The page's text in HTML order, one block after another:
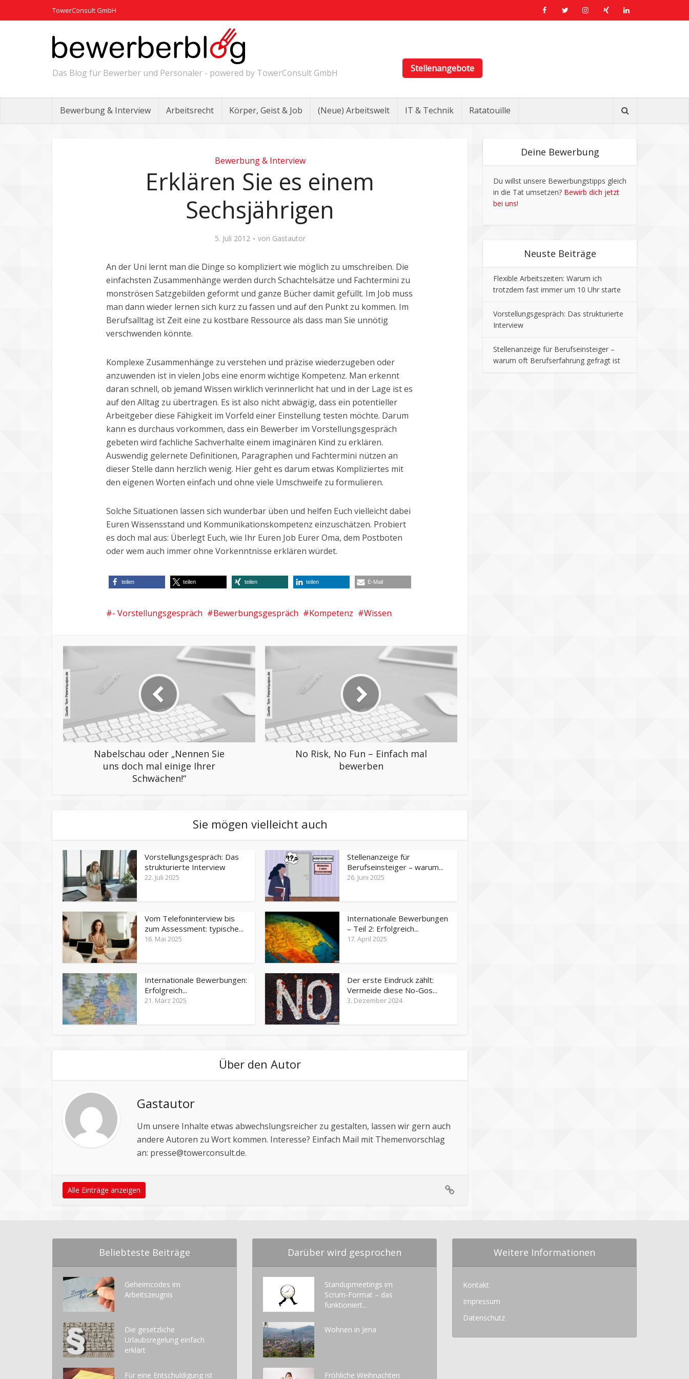
TowerConsult GmbH
Das Blog für Bewerber und Personaler - powered by TowerConsult GmbH
Bewerbung & Interview Arbeitsrecht Körper, Geist & Job (Neue) Arbeitswelt IT & Technik Ratatouille
Stellenangebote
Bewerbung & Interview
Erklären Sie es einem
Sechsjährigen
5. Juli 2012 von Gastautor
An der Uni lernt man die Dinge so kompliziert wie möglich zu umschreiben. Die
einfachsten Zusammenhänge werden durch Schachtelsätze und Fachtermini zu
monströsen Satzgebilden geformt und ganze Bücher damit gefüllt. Im Job muss
man dann wieder lernen sich kurz zu fassen und auf den Punkt zu kommen. Im
Berufsalltag ist Zeit eine zu kostbare Ressource als dass man Sie unnötig
verschwenden könnte.
Komplexe Zusammenhänge zu verstehen und präzise wiederzugeben oder
anzuwenden ist in vielen Jobs eine enorm wichtige Kompetenz. Man erkennt
daran schnell, ob jemand Wissen wirklich verinnerlicht hat und in der Lage ist es
auf den Alltag zu übertragen. Es ist also nicht abwägig, dass ein potentieller
Arbeitgeber diese Fähigkeit im Vorfeld einer Einstellung testen möchte. Darum
kann es durchaus vorkommen, dass ein Bewerber im Vorstellungsgespräch
gebeten wird fachliche Sachverhalte einem imaginären Kind zu erklären.
Auswendig gelernete Definitionen, Paragraphen und Fachtermini nützen an
dieser Stelle dann herzlich wenig. Hier geht es darum etwas Kompliziertes mit
den eigenen Worten einfach und ohne viele Umschweife zu formulieren.
Solche Situationen lassen sich wunderbar üben und helfen Euch vielleicht dabei
Euren Wissensstand und Kommunikationskompetenz einzuschätzen. Probiert
es doch mal aus: Überlegt Euch, wie Ihr Euren Job Eurer Oma, dem Postboten
oder wem auch immer ohne Vorkenntnisse erklären würdet.
teilen teilen teilen teilen E-Mail
- Vorstellungsgespräch Bewerbungsgespräch Kompetenz Wissen
Nabelschau oder „Nennen Sie
uns doch mal einige Ihrer
Schwächen!“
No Risk, No Fun – Einfach mal
bewerben
Sie mögen vielleicht auch
Vorstellungsgespräch: Das
strukturierte Interview
22. Juli 2025
Stellenanzeige für
Berufseinsteiger – warum...
26. Juni 2025
Vom Telefoninterview bis
zum Assessment: typische...
16. Mai 2025
Internationale Bewerbungen
– Teil 2: Erfolgreich...
17. April 2025
Internationale Bewerbungen:
Erfolgreich...
21. März 2025
Der erste Eindruck zählt:
Vermeide diese No-Gos...
3. Dezember 2024
Über den Autor
Gastautor
Um unsere Inhalte etwas abwechslungsreicher zu gestalten, lassen wir gern auch
andere Autoren zu Wort kommen. Interesse? Einfach Mail mit Themenvorschlag
an: presse@towerconsult.de.
Alle Einträge anzeigen
Deine Bewerbung
Du willst unsere Bewerbungstipps gleich
in die Tat umsetzen? Bewirb dich jetzt
bei uns!
Neuste Beiträge
Flexible Arbeitszeiten: Warum ich
trotzdem fast immer um 10 Uhr starte
Vorstellungsgespräch: Das strukturierte
Interview
Stellenanzeige für Berufseinsteiger –
warum oft Berufserfahrung gefragt ist
Beliebteste Beiträge
Geheimcodes im
Arbeitszeugnis
Die gesetzliche
Urlaubsregelung einfach
erklärt
Für eine Entschuldigung ist
Darüber wird gesprochen
Standupmeetings im
Scrum-Format – das
funktioniert...
Wohnen in Jena
Fröhliche Weihnachten
Weitere Informationen
Kontakt
Impressum
Datenschutz